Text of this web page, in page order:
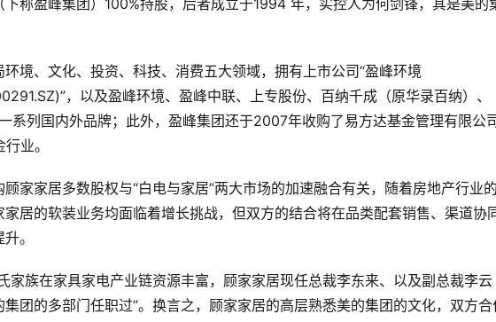
称盈峰集团）100%持股，后者成立于1994 年，实控人为何剑锋，其是美的
境、文化、投资、科技、消费五大领域，拥有上市公司“盈峰环境
，以及盈峰环境、盈峰中联、上专股份、百纳千成（原华录百纳）、
系列国内外品牌；此外，盈峰集团还于2007年收购了易方达基金管理有限公
业。
家家居多数股权与“白电与家居”两大市场的加速融合有关，随着房地产行业
居的软装业务均面临着增长挑战，但双方的结合将在品类配套销售、渠道协
。
家族在家具家电产业链资源丰富，顾家家居现任总裁李东来、以及副总裁李云
团的多部门任职过”。换言之，顾家家居的高层熟悉美的集团的文化，双方合